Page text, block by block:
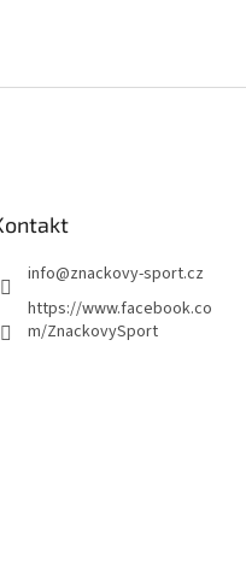
info@znackovy-sport.cz
https://www.facebook.co
m/ZnackovySport